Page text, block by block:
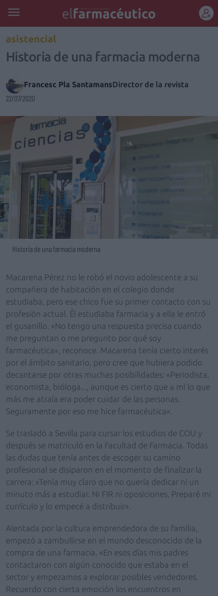
asistencial
Historia de una farmacia moderna
Francesc Pla SantamansDirector de la revista
22/07/2020
Historia de una farmacia moderna
Macarena Pérez no le robó el novio adolescente a su
compañera de habitación en el colegio donde
estudiaba, pero ese chico fue su primer contacto con su
profesión actual. Él estudiaba farmacia y a ella le entró
el gusanillo. «No tengo una respuesta precisa cuando
me preguntan o me pregunto por qué soy
farmacéutica», reconoce. Macarena tenía cierto interés
por el ámbito sanitario, pero cree que hubiera podido
decantarse por otras muchas posibilidades: «Periodista,
economista, bióloga..., aunque es cierto que a mí lo que
más me atraía era poder cuidar de las personas.
Seguramente por eso me hice farmacéutica».
Se trasladó a Sevilla para cursar los estudios de COU y
después se matriculó en la Facultad de Farmacia. Todas
las dudas que tenía antes de escoger su camino
profesional se disiparon en el momento de finalizar la
carrera: «Tenía muy claro que no quería dedicar ni un
minuto más a estudiar. Ni FIR ni oposiciones. Preparé mi
currículo y lo empecé a distribuir».
Alentada por la cultura emprendedora de su familia,
empezó a zambullirse en el mundo desconocido de la
compra de una farmacia. «En esos días mis padres
contactaron con algún conocido que estaba en el
sector y empezamos a explorar posibles vendedores.
Recuerdo con cierta emoción los encuentros en